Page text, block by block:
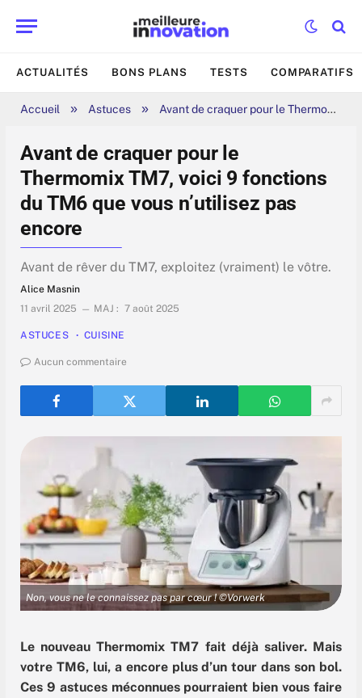
ACTUALITÉS BONS PLANS TESTS COMPARATIFS
Accueil » Astuces » Avant de craquer pour le Thermomix TM7, voici 9 fonctions du TM6 que vous n’utilisez pas encore
Avant de craquer pour le
Thermomix TM7, voici 9 fonctions
du TM6 que vous n’utilisez pas
encore
Avant de rêver du TM7, exploitez (vraiment) le vôtre.
Alice Masnin
11 avril 2025
MAJ : 7 août 2025
ASTUCES CUISINE
Aucun commentaire
Non, vous ne le connaissez pas par cœur ! ©Vorwerk
Le nouveau Thermomix TM7 fait déjà saliver. Mais
votre TM6, lui, a encore plus d’un tour dans son bol.
Ces 9 astuces méconnues pourraient bien vous faire